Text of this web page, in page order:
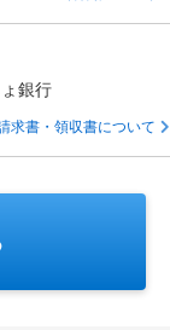
銀行
求書・領収書について